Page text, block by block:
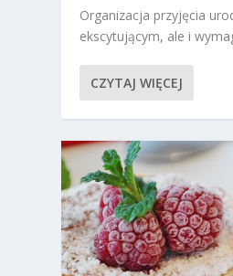
Organizacja przyjęcia
ekscytującym, ale i
CZYTAJ WIĘCEJ